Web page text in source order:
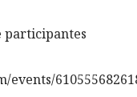
events/